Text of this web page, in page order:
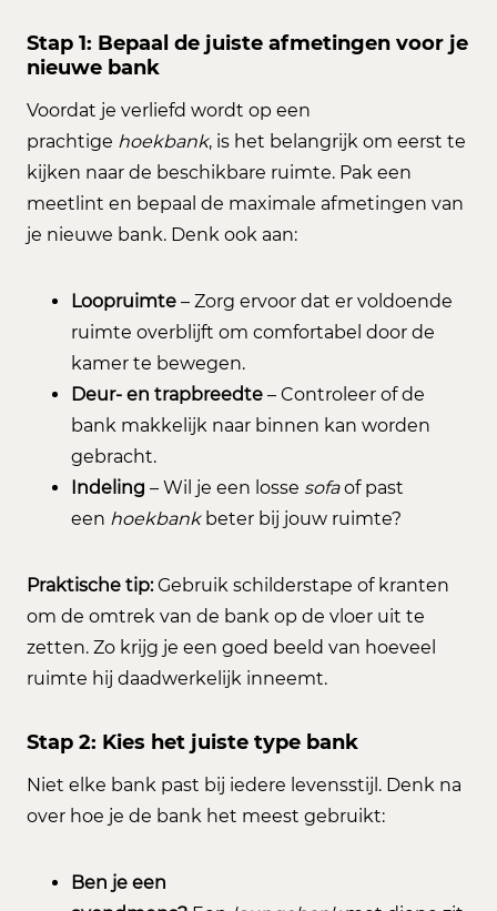
Stap 1: Bepaal de juiste afmetingen voor je
nieuwe bank
Voordat je verliefd wordt op een
prachtige hoekbank, is het belangrijk om eerst te
kijken naar de beschikbare ruimte. Pak een
meetlint en bepaal de maximale afmetingen van
je nieuwe bank. Denk ook aan:
Loopruimte – Zorg ervoor dat er voldoende
ruimte overblijft om comfortabel door de
kamer te bewegen.
Deur- en trapbreedte – Controleer of de
bank makkelijk naar binnen kan worden
gebracht.
Indeling – Wil je een losse sofaof past
een hoekbankbeter bij jouw ruimte?
Praktische tip:Gebruik schilderstape of kranten
om de omtrek van de bank op de vloer uit te
zetten. Zo krijg je een goed beeld van hoeveel
ruimte hij daadwerkelijk inneemt.
Stap 2: Kies het juiste type bank
Niet elke bank past bij iedere levensstijl. Denk na
over hoe je de bank het meest gebruikt:
Ben je een